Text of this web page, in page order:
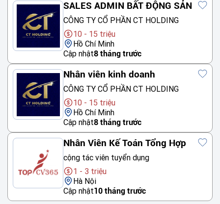
SALES ADMIN BẤT ĐỘNG SẢN
CÔNG TY CỔ PHẦN CT HOLDING
10 - 15 triệu
Hồ Chí Minh
Cập nhật8 tháng trước
Nhân viên kinh doanh
CÔNG TY CỔ PHẦN CT HOLDING
10 - 15 triệu
Hồ Chí Minh
Cập nhật8 tháng trước
Nhân Viên Kế Toán Tổng Hợp
cộng tác viên tuyển dụng
1 - 3 triệu
Hà Nội
Cập nhật10 tháng trước